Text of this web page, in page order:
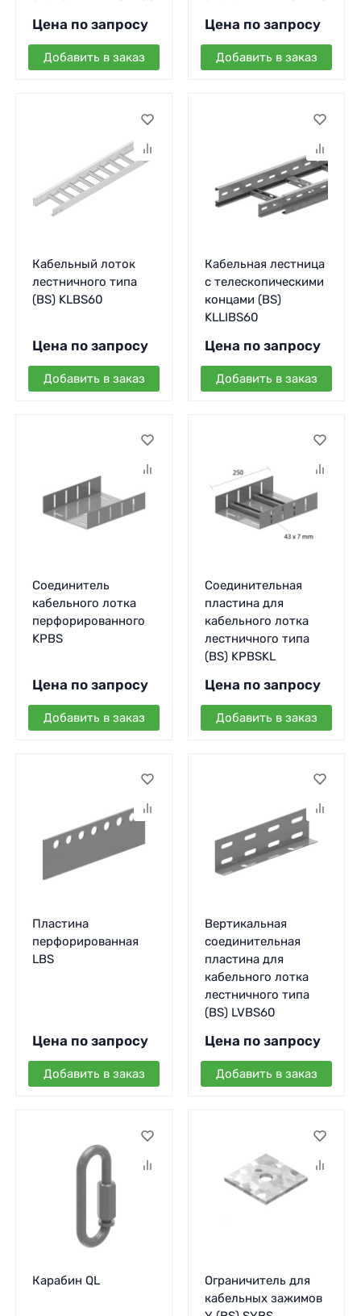
Цена по запросу
Добавить в заказ
Цена по запросу
Добавить в заказ
Кабельный лоток
лестничного типа
(BS) KLBS60
Цена по запросу
Добавить в заказ
Кабельная лестница
с телескопическими
концами (BS)
KLLIBS60
Цена по запросу
Добавить в заказ
Соединитель
кабельного лотка
перфорированного
KPBS
Цена по запросу
Добавить в заказ
Соединительная
пластина для
кабельного лотка
лестничного типа
(BS) KPBSKL
Цена по запросу
Добавить в заказ
Пластина
перфорированная
LBS
Цена по запросу
Добавить в заказ
Вертикальная
соединительная
пластина для
кабельного лотка
лестничного типа
(BS) LVBS60
Цена по запросу
Добавить в заказ
Карабин QL
Ограничитель для
кабельных зажимов